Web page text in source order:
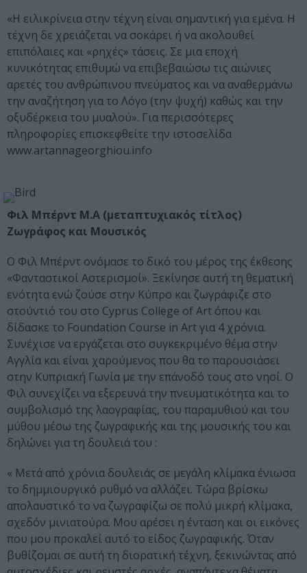
«Η ειλικρίνεια στην τέχνη είναι σημαντική για εμένα. Η
τέχνη δε χρειάζεται να σοκάρει ή να ακολουθεί
επιπόλαιες και «ρηχές» τάσεις. Σε μια εποχή
κυνικότητας επιθυμώ να επιβεβαιώσω τις αιώνιες
αρετές του ανθρώπινου πνεύματος και να αναθερμάνω
την αναζήτηση για το Λόγο (την ψυχή) καθώς και την
οξυδέρκεια του μυαλού». Για περισσότερες
πληροφορίες επισκεφθείτε την ιστοσελίδα
www.artannageorghiou.info
Φιλ Μπέρντ M.A (μεταπτυχιακός τίτλος)
Ζωγράφος και Μουσικός
Ο Φιλ Μπέρντ ονόμασε το δικό του μέρος της έκθεσης
«Φανταστικοί Αστερισμοί». Ξεκίνησε αυτή τη θεματική
ενότητα ενώ ζούσε στην Κύπρο και ζωγράφιζε στο
στούντιό του στο Cyprus College ofArt όπου και
δίδασκε το Foundation Course in Artγια 4 χρόνια.
Συνέχισε να εργάζεται στο συγκεκριμένο θέμα στην
Αγγλία και είναι χαρούμενος που θα το παρουσιάσει
στην Κυπριακή Γωνία με την επάνοδό τους στο νησί. Ο
Φιλ συνεχίζει να εξερευνά την πνευματικότητα και το
συμβολισμό της λαογραφίας, του παραμυθιού και του
μύθου μέσω της ζωγραφικής και της μουσικής του και
δηλώνει για τη δουλειά του :
« Μετά από χρόνια δουλειάς σε μεγάλη κλίμακα ένιωσα
το δημμιουργικό ρυθμό να αλλάζει. Τώρα βρίσκω
απολαυστικό το να ζωγραφίζω σε πολύ μικρή κλίμακα,
σχεδόν μινιατούρα. Μου αρέσει η ένταση και οι εικόνες
που μου προκαλεί αυτό το είδος ζωγραφικής. Όταν
βυθίζομαι σε αυτή τη διορατική τέχνη, ξεκινώντας από